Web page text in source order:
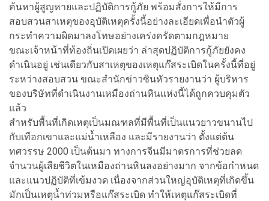
ค้นหาผู้สูญหายและปฏิบัติการกู้ภัย พร้อมสั่งการให้มีการ
สอบสวนสาเหตุของอุบัติเหตุครั้งนี้อย่างละเอียดเพื่อนำตัวผู้
กระทำความผิดมาลงโทษอย่างเคร่งครัดตามกฎหมาย
ขณะเจ้าหน้าที่ท้องถิ่นเปิดเผยว่า ล่าสุดปฏิบัติการกู้ภัยยังคง
ดำเนินอยู่ เช่นเดียวกับสาเหตุของเหตุแก๊สระเบิดในครั้งนี้ที่อยู่
ระหว่างสอบสวน ขณะสำนักข่าวซินหัวรายงานว่า ผู้บริหาร
ของบริษัทที่ดำเนินงานเหมืองถ่านหินแห่งนี้ได้ถูกควบคุมตัว
แล้ว
สำหรับพื้นที่เกิดเหตุเป็นมณฑลที่มีพื้นที่เป็นแนวยาวขนานไป
กับเทือกเขาและแม่น้ำเหลือง และมีรายงานว่า ตั้งแต่ต้น
ทศวรรษ 2000 เป็นต้นมา ทางการจีนมีมาตรการที่ช่วยลด
จำนวนผู้เสียชีวิตในเหมืองถ่านหินลงอย่างมาก จากข้อกำหนด
และแนวปฏิบัติที่เข้มงวด เนื่องจากส่วนใหญ่อุบัติเหตุที่เกิดขึ้น
มักเป็นเหตุน้ำท่วมหรือแก๊สระเบิด ทำให้เหตุแก๊สระเบิดที่